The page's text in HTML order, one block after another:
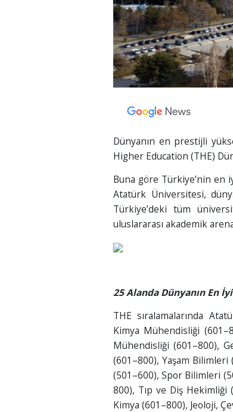
Dünyanın en prestijli
Higher Education (THE)
Buna göre Türkiye’nin en
Atatürk Üniversitesi,
Türkiye’deki tüm
uluslararası akademik
25 Alanda Dünyanın En
THE sıralamalarında
Kimya Mühendisliği
Mühendisliği (601–800),
(601–800), Yaşam Bilimleri
(501–600), Spor Bilimleri
800), Tıp ve Diş Hekimliği
Kimya (601–800), Jeoloji,